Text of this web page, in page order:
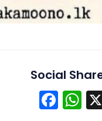
Social